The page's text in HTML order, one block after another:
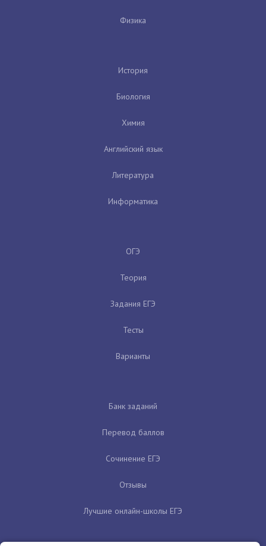
Физика
История
Биология
Химия
Английский язык
Литература
Информатика
ОГЭ
Теория
Задания ЕГЭ
Тесты
Варианты
Банк заданий
Перевод баллов
Сочинение ЕГЭ
Отзывы
Лучшие онлайн-школы ЕГЭ